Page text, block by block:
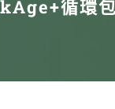
循環